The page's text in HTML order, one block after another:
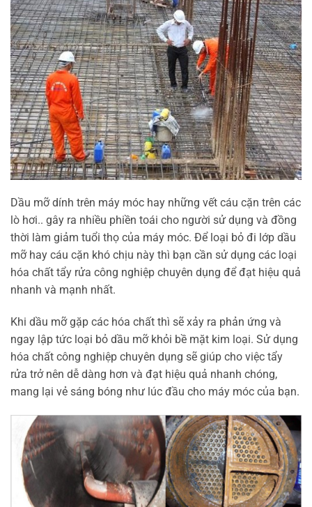
Dầu mỡ dính trên máy móc hay những vết cáu cặn trên các
lò hơi.. gây ra nhiều phiền toái cho người sử dụng và đồng
thời làm giảm tuổi thọ của máy móc. Để loại bỏ đi lớp dầu
mỡ hay cáu cặn khó chịu này thì bạn cần sử dụng các loại
hóa chất tẩy rửa công nghiệp chuyên dụng để đạt hiệu quả
nhanh và mạnh nhất.
Khi dầu mỡ gặp các hóa chất thì sẽ xảy ra phản ứng và
ngay lập tức loại bỏ dầu mỡ khỏi bề mặt kim loại. Sử dụng
hóa chất công nghiệp chuyên dụng sẽ giúp cho việc tẩy
rửa trở nên dễ dàng hơn và đạt hiệu quả nhanh chóng,
mang lại vẻ sáng bóng như lúc đầu cho máy móc của bạn.